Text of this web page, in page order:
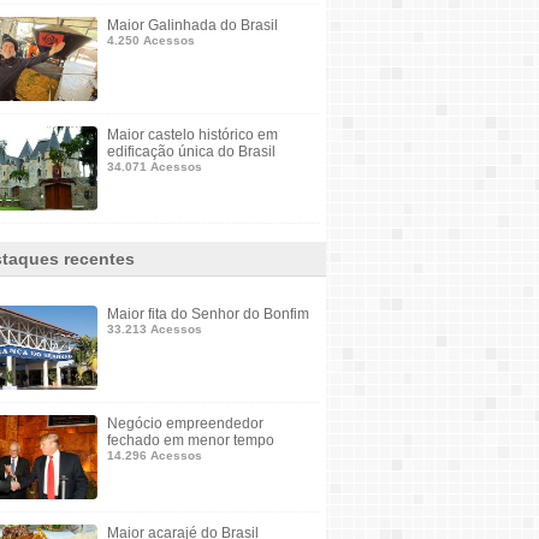
Maior Galinhada do Brasil
4.250 Acessos
Maior castelo histórico em
edificação única do Brasil
34.071 Acessos
recentes
Maior fita do Senhor do Bonfim
33.213 Acessos
Negócio empreendedor
fechado em menor tempo
14.296 Acessos
Maior acarajé do Brasil